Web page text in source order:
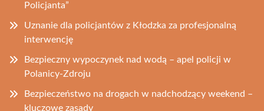
Policjanta”
Uznanie dla policjantów z Kłodzka za profesjonalną
interwencję
Bezpieczny wypoczynek nad wodą – apel policji w
Polanicy-Zdroju
Bezpieczeństwo na drogach w nadchodzący weekend –
kluczowe zasady